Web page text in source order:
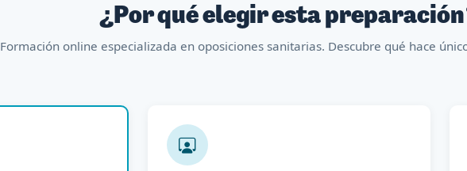
¿Por qué elegir esta
Formación online especializada en oposiciones sanitarias. Descubre qué hace